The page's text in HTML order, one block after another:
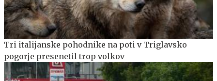
Tri italijanske pohodnike na poti v Triglavsko
pogorje presenetil trop volkov